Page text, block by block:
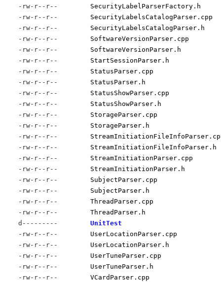
-rw-r--r--
SecurityLabelParserFactory.h
-rw-r--r--
SecurityLabelsCatalogParser.cpp
-rw-r--r--
SecurityLabelsCatalogParser.h
-rw-r--r--
SoftwareVersionParser.cpp
-rw-r--r--
SoftwareVersionParser.h
-rw-r--r--
StartSessionParser.h
-rw-r--r--
StatusParser.cpp
-rw-r--r--
StatusParser.h
-rw-r--r--
StatusShowParser.cpp
-rw-r--r--
StatusShowParser.h
-rw-r--r--
StorageParser.cpp
-rw-r--r--
StorageParser.h
-rw-r--r--
-rw-r--r--
StreamInitiationFileInfoParser.h
-rw-r--r--
StreamInitiationParser.cpp
-rw-r--r--
StreamInitiationParser.h
-rw-r--r--
SubjectParser.cpp
-rw-r--r--
SubjectParser.h
-rw-r--r--
ThreadParser.cpp
-rw-r--r--
ThreadParser.h
d---------
UnitTest
-rw-r--r--
UserLocationParser.cpp
-rw-r--r--
UserLocationParser.h
-rw-r--r--
UserTuneParser.cpp
-rw-r--r--
UserTuneParser.h
-rw-r--r--
VCardParser.cpp